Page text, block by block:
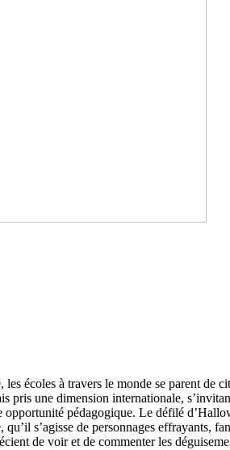
écoles à travers le monde se parent de
une dimension internationale,
pédagogique. Le défilé
s’agisse de personnages effrayants,
de voir et de commenter les